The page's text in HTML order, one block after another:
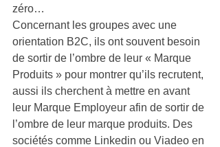
zéro…
Concernant les groupes avec une
orientation B2C, ils ont souvent besoin
de sortir de l’ombre de leur « Marque
Produits » pour montrer qu’ils recrutent,
aussi ils cherchent à mettre en avant
leur Marque Employeur afin de sortir de
l’ombre de leur marque produits. Des
sociétés comme Linkedin ou Viadeo en